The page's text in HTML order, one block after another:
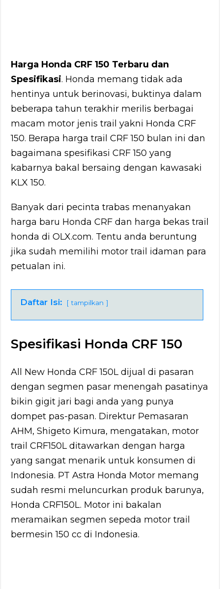
Harga Honda CRF 150 Terbaru dan
Spesifikasi. Honda memang tidak ada
hentinya untuk berinovasi, buktinya dalam
beberapa tahun terakhir merilis berbagai
macam motor jenis trail yakni Honda CRF
150. Berapa harga trail CRF 150 bulan ini dan
bagaimana spesifikasi CRF 150 yang
kabarnya bakal bersaing dengan kawasaki
KLX 150.
Banyak dari pecinta trabas menanyakan
harga baru Honda CRF dan harga bekas trail
honda di OLX.com. Tentu anda beruntung
jika sudah memilihi motor trail idaman para
petualan ini.
Daftar Isi: tampilkan
Spesifikasi Honda CRF 150
All New Honda CRF 150L dijual di pasaran
dengan segmen pasar menengah pasatinya
bikin gigit jari bagi anda yang punya
dompet pas-pasan. Direktur Pemasaran
AHM, Shigeto Kimura, mengatakan, motor
trail CRF150L ditawarkan dengan harga
yang sangat menarik untuk konsumen di
Indonesia. PT Astra Honda Motor memang
sudah resmi meluncurkan produk barunya,
Honda CRF150L. Motor ini bakalan
meramaikan segmen sepeda motor trail
bermesin 150 cc di Indonesia.